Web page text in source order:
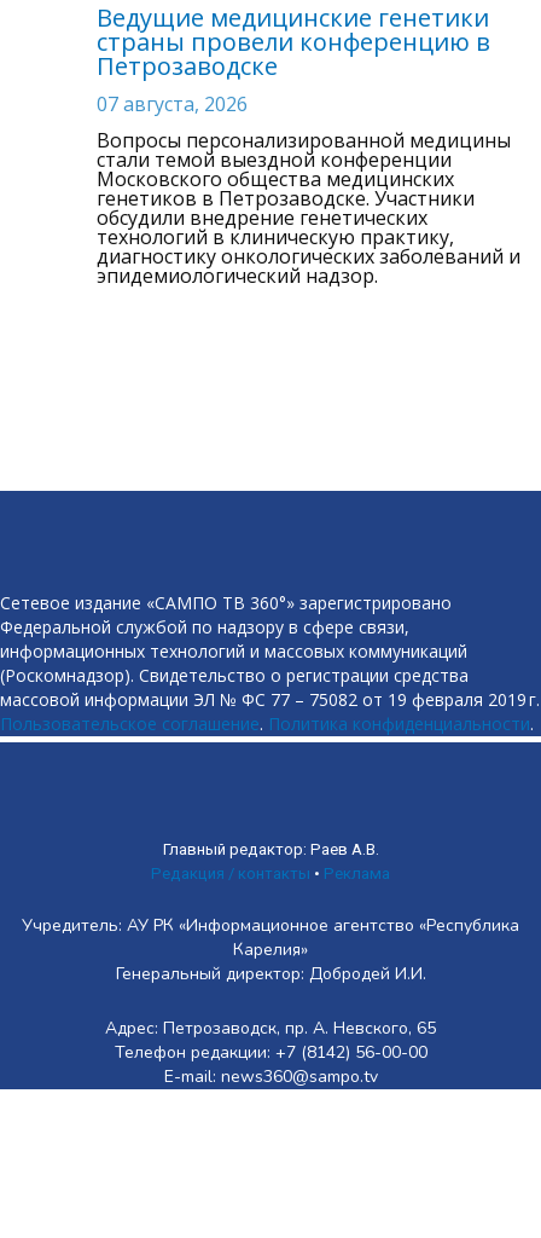
Ведущие медицинские генетики
страны провели конференцию в
Петрозаводске
07 августа, 2026
Вопросы персонализированной медицины
стали темой выездной конференции
Московского общества медицинских
генетиков в Петрозаводске. Участники
обсудили внедрение генетических
технологий в клиническую практику,
диагностику онкологических заболеваний и
эпидемиологический надзор.
Сетевое издание «САМПО ТВ 360°» зарегистрировано
Федеральной службой по надзору в сфере связи,
информационных технологий и массовых коммуникаций
(Роскомнадзор). Свидетельство о регистрации средства
массовой информации ЭЛ № ФС 77 – 75082 от 19 февраля 2019 г.
Пользовательское соглашение. Политика конфиденциальности.
Главный редактор: Раев А.В.
Редакция / контакты • Реклама
Учредитель: АУ РК «Информационное агентство «Республика
Карелия»
Генеральный директор: Добродей И.И.
Адрес: Петрозаводск, пр. А. Невского, 65
Телефон редакции: +7 (8142) 56-00-00
E-mail: news360@sampo.tv